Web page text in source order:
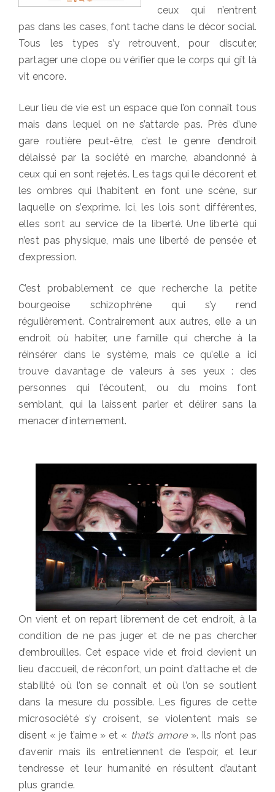
ceux qui n’entrent
pas dans les cases, font tache dans le décor social.
Tous les types s’y retrouvent, pour discuter,
partager une clope ou vérifier que le corps qui gît là
vit encore.
Leur lieu de vie est un espace que l’on connaît tous
mais dans lequel on ne s’attarde pas. Près d’une
gare routière peut-être, c’est le genre d’endroit
délaissé par la société en marche, abandonné à
ceux qui en sont rejetés. Les tags qui le décorent et
les ombres qui l’habitent en font une scène, sur
laquelle on s’exprime. Ici, les lois sont différentes,
elles sont au service de la liberté. Une liberté qui
n’est pas physique, mais une liberté de pensée et
d’expression.
C’est probablement ce que recherche la petite
bourgeoise schizophrène qui s’y rend
régulièrement. Contrairement aux autres, elle a un
endroit où habiter, une famille qui cherche à la
réinsérer dans le système, mais ce qu’elle a ici
trouve davantage de valeurs à ses yeux : des
personnes qui l’écoutent, ou du moins font
semblant, qui la laissent parler et délirer sans la
menacer d’internement.
On vient et on repart librement de cet endroit, à la
condition de ne pas juger et de ne pas chercher
d’embrouilles. Cet espace vide et froid devient un
lieu d’accueil, de réconfort, un point d’attache et de
stabilité où l’on se connaît et où l’on se soutient
dans la mesure du possible. Les figures de cette
microsociété s’y croisent, se violentent mais se
disent « je t’aime » et « that’s amore». Ils n’ont pas
d’avenir mais ils entretiennent de l’espoir, et leur
tendresse et leur humanité en résultent d’autant
plus grande.